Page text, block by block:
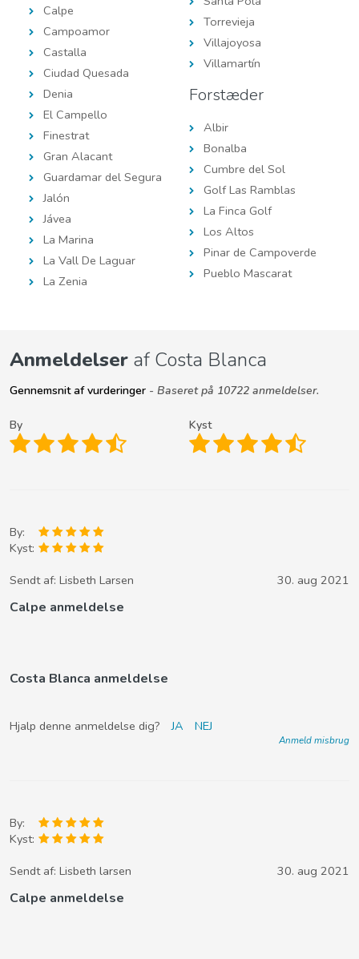
Calpe
Campoamor
Castalla
Ciudad Quesada
Denia
El Campello
Finestrat
Gran Alacant
Guardamar del Segura
Jalón
Jávea
La Marina
La Vall De Laguar
La Zenia
Torrevieja
Villajoyosa
Villamartín
Forstæder
Albir
Bonalba
Cumbre del Sol
Golf Las Ramblas
La Finca Golf
Los Altos
Pinar de Campoverde
Pueblo Mascarat
Anmeldelser af Costa Blanca
Gennemsnit af vurderinger - Baseret på 10722 anmeldelser.
By Kyst
By:
Kyst:
Sendt af: Lisbeth Larsen 30. aug 2021
Calpe anmeldelse
Costa Blanca anmeldelse
Hjalp denne anmeldelse dig? JA NEJ
Anmeld misbrug
By:
Kyst:
Sendt af: Lisbeth larsen 30. aug 2021
Calpe anmeldelse